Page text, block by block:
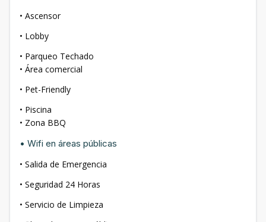
• Ascensor
• Lobby
• Parqueo Techado
• Área comercial
• Pet-Friendly
• Piscina
• Zona BBQ
• Wifi en áreas públicas
• Salida de Emergencia
• Seguridad 24 Horas
• Servicio de Limpieza